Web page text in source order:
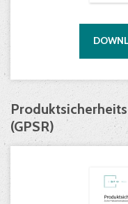
(GPSR)